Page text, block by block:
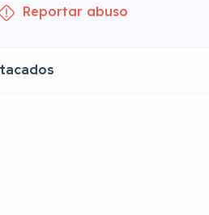
Reportar abuso